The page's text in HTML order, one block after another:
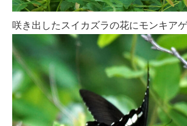
咲き出したスイカズラの花にモンキア